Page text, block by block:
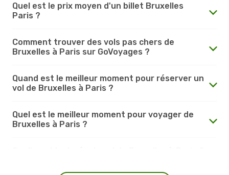
Quel est le prix moyen d'un billet Bruxelles
Paris ?
Comment trouver des vols pas chers de
Bruxelles à Paris sur GoVoyages ?
Quand est le meilleur moment pour réserver un
vol de Bruxelles à Paris ?
Quel est le meilleur moment pour voyager de
Bruxelles à Paris ?